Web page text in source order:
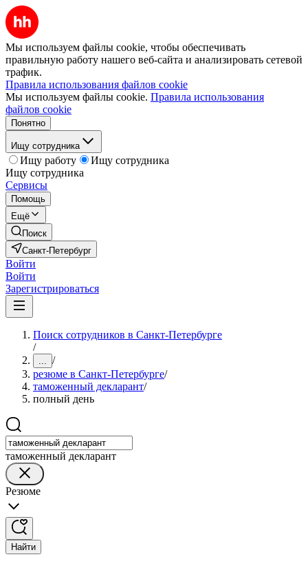
Мы используем файлы cookie, чтобы обеспечивать
правильную работу нашего веб-сайта и анализировать сетевой
трафик.
Правила использования файлов cookie
Мы используем файлы cookie. Правила использования
файлов cookie
Понятно
Ищу сотрудника
Ищу работу
Ищу сотрудника
Ищу сотрудника
Сервисы
Помощь
Ещё
Поиск
Санкт-Петербург
Войти
Войти
Зарегистрироваться
Поиск сотрудников в Санкт-Петербурге
/
... /
резюме в Санкт-Петербурге/
таможенный декларант/
полный день
таможенный декларант
Резюме
Найти